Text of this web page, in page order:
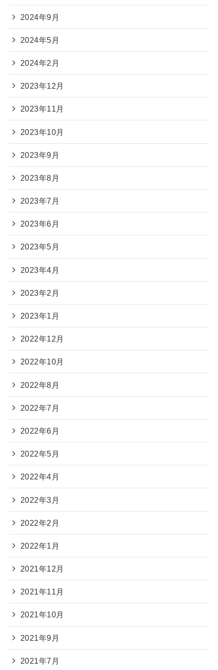
2024年9月
2024年5月
2024年2月
2023年12月
2023年11月
2023年10月
2023年9月
2023年8月
2023年7月
2023年6月
2023年5月
2023年4月
2023年2月
2023年1月
2022年12月
2022年10月
2022年8月
2022年7月
2022年6月
2022年5月
2022年4月
2022年3月
2022年2月
2022年1月
2021年12月
2021年11月
2021年10月
2021年9月
2021年7月